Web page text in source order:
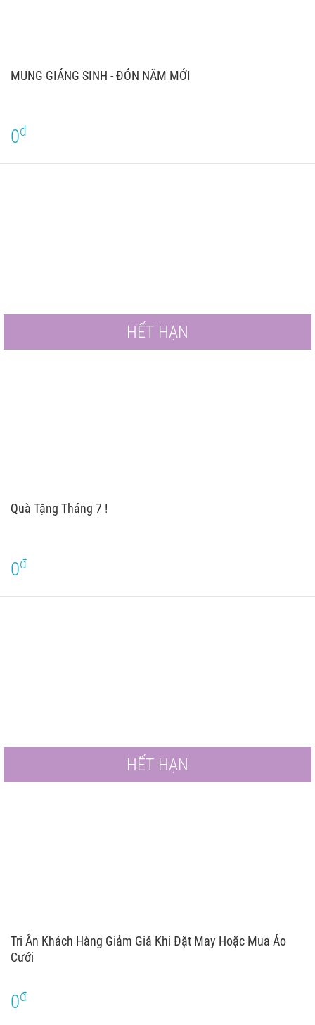
MUNG GIÁNG SINH - ĐÓN NĂM MỚI
0đ
HẾT HẠN
Quà Tặng Tháng 7 !
0đ
HẾT HẠN
Tri Ân Khách Hàng Giảm Giá Khi Đặt May Hoặc Mua Áo
Cưới
0đ